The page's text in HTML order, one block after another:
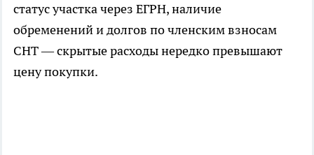
статус участка через ЕГРН, наличие
обременений и долгов по членским взносам
СНТ — скрытые расходы нередко превышают
цену покупки.